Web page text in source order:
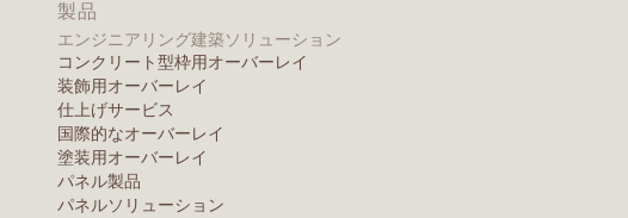
製品
エンジニアリング建築ソリューション
コンクリート型枠用オーバーレイ
装飾用オーバーレイ
仕上げサービス
国際的なオーバーレイ
塗装用オーバーレイ
パネル製品
パネルソリューション